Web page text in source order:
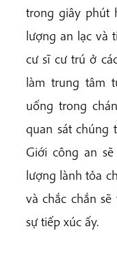
trong giây phút
lượng an lạc và
cư sĩ cư trú ở
làm trung tâm
uống trong
quan sát chúng
Giới công an
lượng lành tỏa
và chắc chắn
sự tiếp xúc ấy.